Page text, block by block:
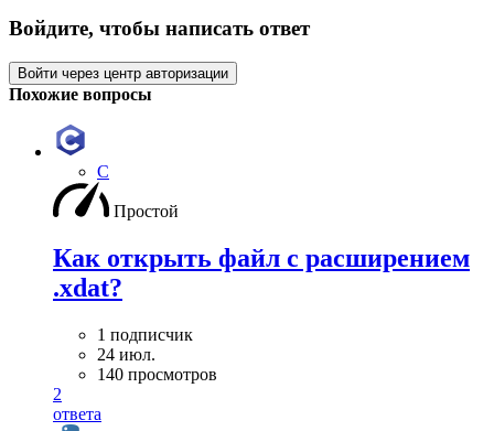
Войдите, чтобы написать ответ
Войти через центр авторизации
Похожие вопросы
C
Простой
Как открыть файл с расширением
.xdat?
1 подписчик
24 июл.
140 просмотров
2
ответа